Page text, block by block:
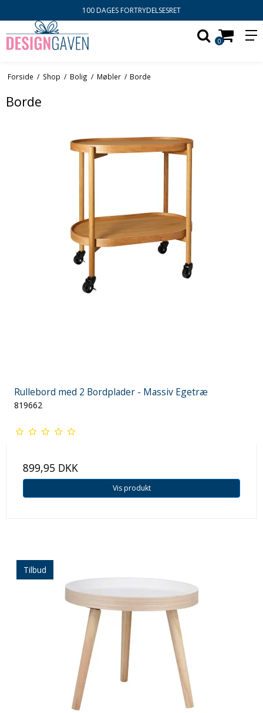
100 DAGES FORTRYDELSESRET
0
Forside / Shop / Bolig / Møbler / Borde
Borde
Rullebord med 2 Bordplader - Massiv Egetræ
819662
899,95 DKK
Vis produkt
Tilbud